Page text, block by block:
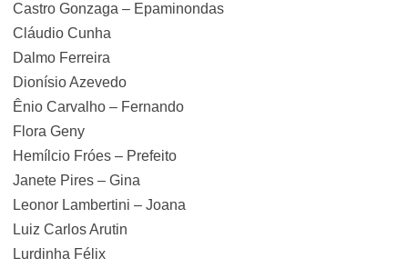
Castro Gonzaga – Epaminondas
Cláudio Cunha
Dalmo Ferreira
Dionísio Azevedo
Ênio Carvalho – Fernando
Flora Geny
Hemílcio Fróes – Prefeito
Janete Pires – Gina
Leonor Lambertini – Joana
Luiz Carlos Arutin
Lurdinha Félix